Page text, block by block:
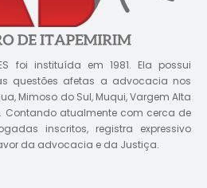
foi instituída em 1981. Ela possui
questões afetas a advocacia nos
Mimoso do Sul, Muqui, Vargem Alta
Contando atualmente com cerca de
inscritos, registra expressivo
da advocacia e da Justiça.